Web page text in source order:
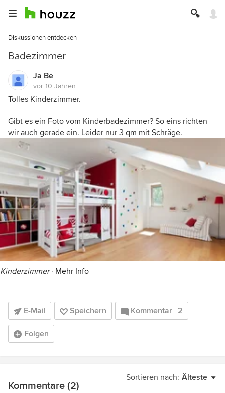
Diskussionen entdecken
Badezimmer
Ja Be
vor 10 Jahren
Tolles Kinderzimmer.
Gibt es ein Foto vom Kinderbadezimmer? So eins richten
wir auch gerade ein. Leider nur 3 qm mit Schräge.
Kinderzimmer· Mehr Info
E-Mail Speichern Kommentar 2
Folgen
Sortieren nach: Älteste
Kommentare (2)